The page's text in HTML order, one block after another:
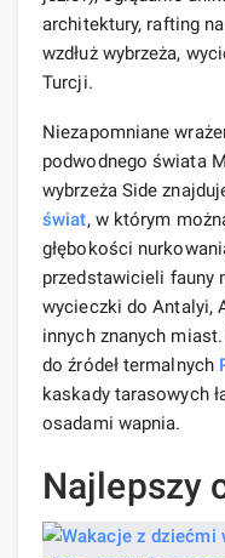
architektury, rafting
wzdłuż wybrzeża,
Turcji.
Niezapomniane
podwodnego świata
wybrzeża Side
świat, w którym
głębokości
przedstawicieli fauny
wycieczki do Antalyi,
innych znanych
do źródeł termalnych
kaskady tarasowych
osadami wapnia.
Najlepszy